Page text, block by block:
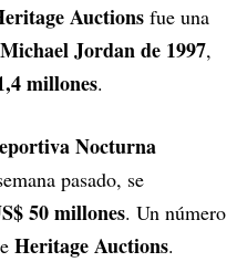
Auctions fue una
Jordan de 1997,
millones.
Nocturna
pasado, se
50 millones. Un número
Heritage Auctions.